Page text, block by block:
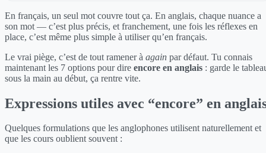
En français, un seul mot couvre tout ça. En anglais, chaque nuance a
son mot — c’est plus précis, et franchement, une fois les réflexes en
place, c’est même plus simple à utiliser qu’en français.
Le vrai piège, c’est de tout ramener à again par défaut. Tu connais
maintenant les 7 options pour dire encore en anglais : garde le
sous la main au début, ça rentre vite.
Expressions utiles avec “encore” en
Quelques formulations que les anglophones utilisent naturellement et
que les cours oublient souvent :